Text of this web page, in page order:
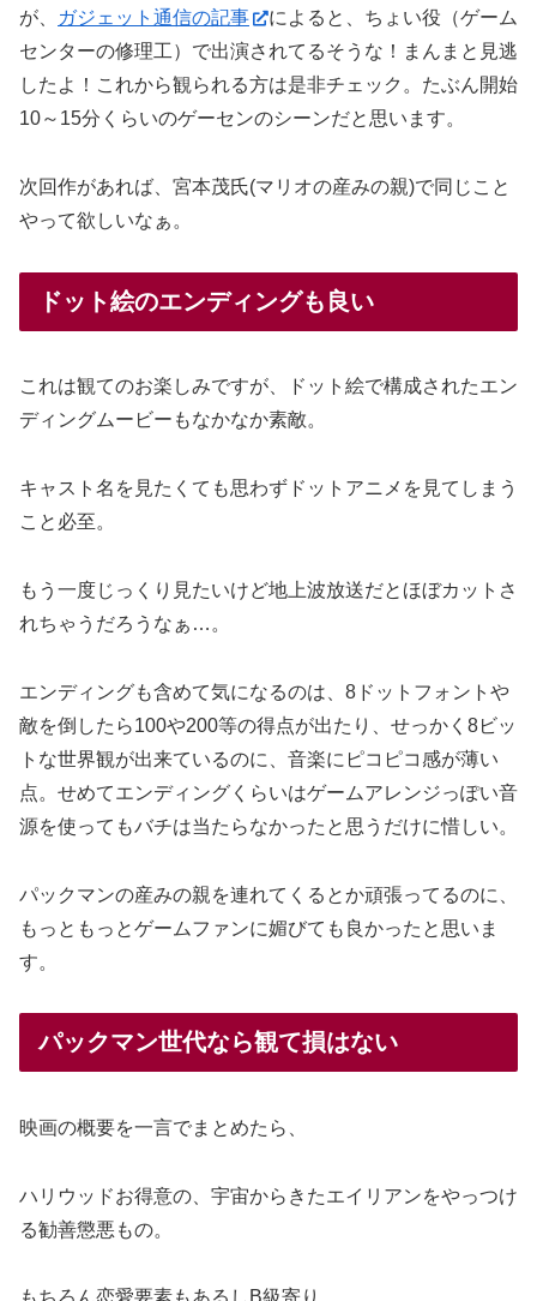
が、 ガジェット通信の記事
によると、ちょい役（ゲーム
センターの修理工）で出演されてるそうな！まんまと見逃
したよ！これから観られる方は是非チェック。たぶん開始
10～15分くらいのゲーセンのシーンだと思います。
次回作があれば、宮本茂氏(マリオの産みの親)で同じこと
やって欲しいなぁ。
ドット絵のエンディングも良い
これは観てのお楽しみですが、ドット絵で構成されたエン
ディングムービーもなかなか素敵。
キャスト名を見たくても思わずドットアニメを見てしまう
こと必至。
もう一度じっくり見たいけど地上波放送だとほぼカットさ
れちゃうだろうなぁ…。
エンディングも含めて気になるのは、8ドットフォントや
敵を倒したら100や200等の得点が出たり、せっかく8ビッ
トな世界観が出来ているのに、音楽にピコピコ感が薄い
点。せめてエンディングくらいはゲームアレンジっぽい音
源を使ってもバチは当たらなかったと思うだけに惜しい。
パックマンの産みの親を連れてくるとか頑張ってるのに、
もっともっとゲームファンに媚びても良かったと思いま
す。
パックマン世代なら観て損はない
映画の概要を一言でまとめたら、
ハリウッドお得意の、宇宙からきたエイリアンをやっつけ
る勧善懲悪もの。